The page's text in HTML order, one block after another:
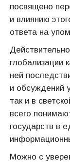
посвящено
и влиянию
ответа на
глобализации
ней
и обсуждений
так и в
всего
государств в
Можно с